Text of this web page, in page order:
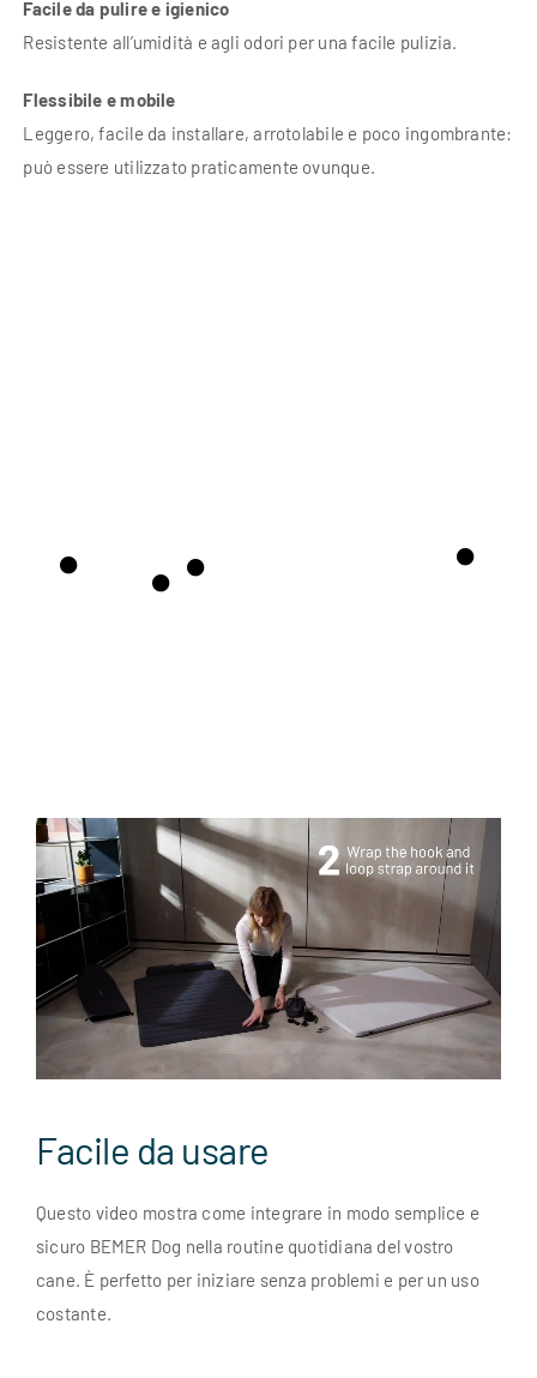
Facile da pulire e igienico
Resistente all’umidità e agli odori per una facile pulizia.
Flessibile e mobile
Leggero, facile da installare, arrotolabile e poco ingombrante:
può essere utilizzato praticamente ovunque.
Facile da usare
Questo video mostra come integrare in modo semplice e
sicuro BEMER Dog nella routine quotidiana del vostro
cane. È perfetto per iniziare senza problemi e per un uso
costante.